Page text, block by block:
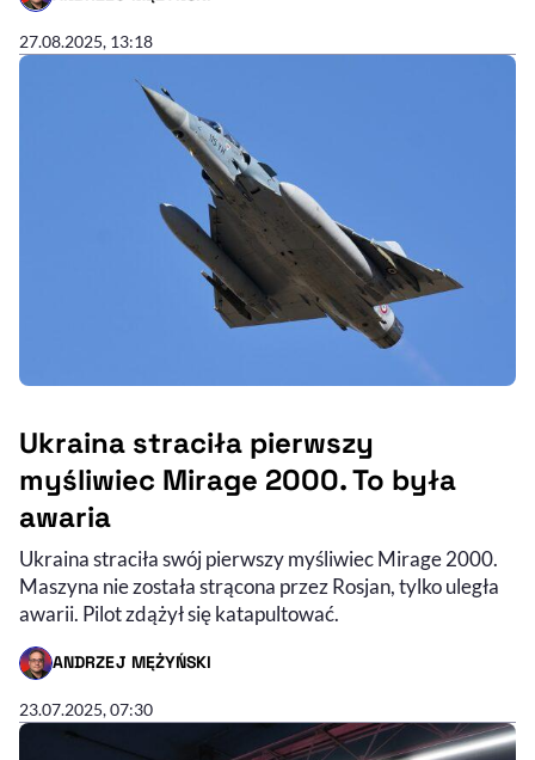
- AUTOR ARTYKUŁU - PROFIL
27.08.2025, 13:18
Ukraina straciła pierwszy
myśliwiec Mirage 2000. To była
awaria
Ukraina straciła swój pierwszy myśliwiec Mirage 2000.
Maszyna nie została strącona przez Rosjan, tylko uległa
awarii. Pilot zdążył się katapultować.
ANDRZEJ MĘŻYŃSKI
- AUTOR ARTYKUŁU - PROFIL
23.07.2025, 07:30